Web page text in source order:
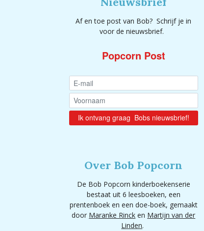
Af en toe post van Bob? Schrijf je in
voor de nieuwsbrief.
Popcorn Post
Over Bob Popcorn
De Bob Popcorn kinderboekenserie
bestaat uit 6 leesboeken, een
prentenboek en een doe-boek, gemaakt
door Maranke Rinck en Martijn van der
Linden.